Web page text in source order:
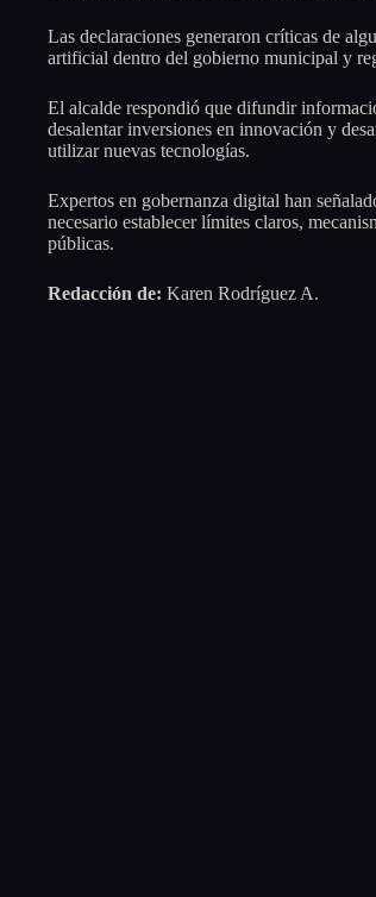
Las declaraciones generaron críticas de
artificial dentro del gobierno municipal y
El alcalde respondió que difundir
desalentar inversiones en innovación y
utilizar nuevas tecnologías.
Expertos en gobernanza digital han
necesario establecer límites claros,
públicas.
Redacción de: Karen Rodríguez A.